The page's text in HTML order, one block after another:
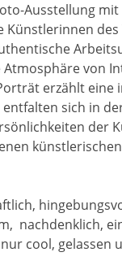
Ausstellung
Künstlerinnen
Atmosphäre von
erzählt eine
sich in
der
nachdenklich,
cool, gelassen